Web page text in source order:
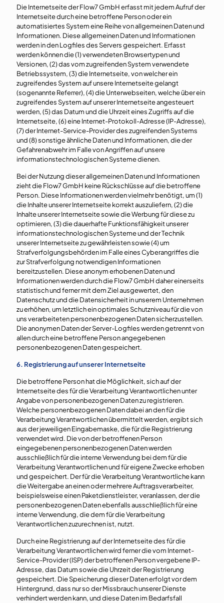
Die Internetseite der Flow7 GmbH erfasst mit jedem Aufruf der
Internetseite durch eine betroffene Person oder ein
automatisiertes System eine Reihe von allgemeinen Daten und
Informationen. Diese allgemeinen Daten und Informationen
werden in den Logfiles des Servers gespeichert. Erfasst
werden können die (1) verwendeten Browsertypen und
Versionen, (2) das vom zugreifenden System verwendete
Betriebssystem, (3) die Internetseite, von welcher ein
zugreifendes System auf unsere Internetseite gelangt
(sogenannte Referrer), (4) die Unterwebseiten, welche über ein
zugreifendes System auf unserer Internetseite angesteuert
werden, (5) das Datum und die Uhrzeit eines Zugriffs auf die
Internetseite, (6) eine Internet-Protokoll-Adresse (IP-Adresse),
(7) der Internet-Service-Provider des zugreifenden Systems
und (8) sonstige ähnliche Daten und Informationen, die der
Gefahrenabwehr im Falle von Angriffen auf unsere
informationstechnologischen Systeme dienen.
Bei der Nutzung dieser allgemeinen Daten und Informationen
zieht die Flow7 GmbH keine Rückschlüsse auf die betroffene
Person. Diese Informationen werden vielmehr benötigt, um (1)
die Inhalte unserer Internetseite korrekt auszuliefern, (2) die
Inhalte unserer Internetseite sowie die Werbung für diese zu
optimieren, (3) die dauerhafte Funktionsfähigkeit unserer
informationstechnologischen Systeme und der Technik
unserer Internetseite zu gewährleisten sowie (4) um
Strafverfolgungsbehörden im Falle eines Cyberangriffes die
zur Strafverfolgung notwendigen Informationen
bereitzustellen. Diese anonym erhobenen Daten und
Informationen werden durch die Flow7 GmbH daher einerseits
statistisch und ferner mit dem Ziel ausgewertet, den
Datenschutz und die Datensicherheit in unserem Unternehmen
zu erhöhen, um letztlich ein optimales Schutzniveau für die von
uns verarbeiteten personenbezogenen Daten sicherzustellen.
Die anonymen Daten der Server-Logfiles werden getrennt von
allen durch eine betroffene Person angegebenen
personenbezogenen Daten gespeichert.
6. Registrierung auf unserer Internetseite
Die betroffene Person hat die Möglichkeit, sich auf der
Internetseite des für die Verarbeitung Verantwortlichen unter
Angabe von personenbezogenen Daten zu registrieren.
Welche personenbezogenen Daten dabei an den für die
Verarbeitung Verantwortlichen übermittelt werden, ergibt sich
aus der jeweiligen Eingabemaske, die für die Registrierung
verwendet wird. Die von der betroffenen Person
eingegebenen personenbezogenen Daten werden
ausschließlich für die interne Verwendung bei dem für die
Verarbeitung Verantwortlichen und für eigene Zwecke erhoben
und gespeichert. Der für die Verarbeitung Verantwortliche kann
die Weitergabe an einen oder mehrere Auftragsverarbeiter,
beispielsweise einen Paketdienstleister, veranlassen, der die
personenbezogenen Daten ebenfalls ausschließlich für eine
interne Verwendung, die dem für die Verarbeitung
Verantwortlichen zuzurechnen ist, nutzt.
Durch eine Registrierung auf der Internetseite des für die
Verarbeitung Verantwortlichen wird ferner die vom Internet-
Service-Provider (ISP) der betroffenen Person vergebene IP-
Adresse, das Datum sowie die Uhrzeit der Registrierung
gespeichert. Die Speicherung dieser Daten erfolgt vor dem
Hintergrund, dass nur so der Missbrauch unserer Dienste
verhindert werden kann, und diese Daten im Bedarfsfall